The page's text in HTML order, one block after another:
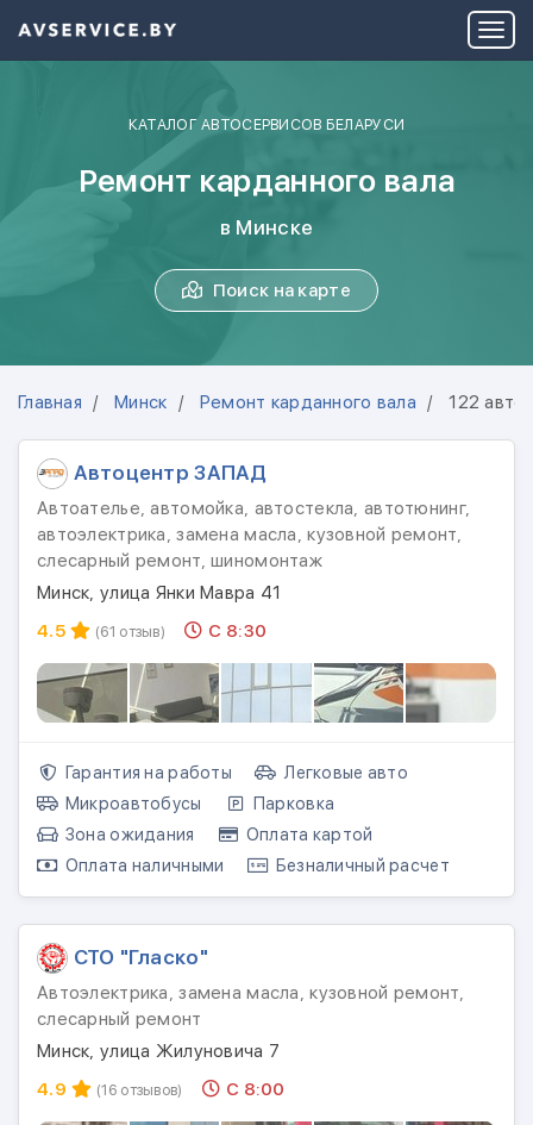
КАТАЛОГ АВТОСЕРВИСОВ БЕЛАРУСИ
Ремонт карданного вала
в Минске
Поиск на карте
Главная Минск Ремонт карданного вала 122
Автоцентр ЗАПАД
Автоателье, автомойка, автостекла, автотюнинг,
автоэлектрика, замена масла, кузовной ремонт,
слесарный ремонт, шиномонтаж
Минск, улица Янки Мавра 41
4.5
(61 отзыв) С 8:30
Гарантия на работы
Легковые авто
Микроавтобусы
Парковка
Зона ожидания
Оплата картой
Оплата наличными
Безналичный расчет
СТО "Гласко"
Автоэлектрика, замена масла, кузовной ремонт,
слесарный ремонт
Минск, улица Жилуновича 7
4.9
(16 отзывов) С 8:00